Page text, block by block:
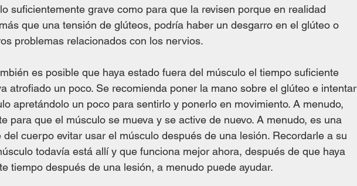
suficientemente grave como para que la revisen porque en realidad
que una tensión de glúteos, podría haber un desgarro en el glúteo o
problemas relacionados con los nervios.
es posible que haya estado fuera del músculo el tiempo suficiente
atrofiado un poco. Se recomienda poner la mano sobre el glúteo e intentar
apretándolo un poco para sentirlo y ponerlo en movimiento. A menudo,
para que el músculo se mueva y se active de nuevo. A menudo, es una
del cuerpo evitar usar el músculo después de una lesión. Recordarle a su
todavía está allí y que funciona mejor ahora, después de que haya
tiempo después de una lesión, a menudo puede ayudar.